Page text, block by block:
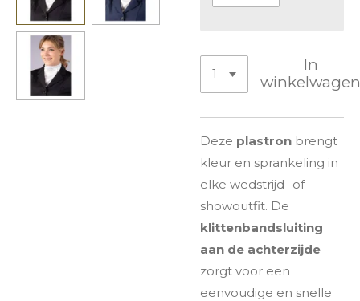
In
Deze plastron brengt
kleur en sprankeling in
elke wedstrijd- of
showoutfit. De
klittenbandsluiting
aan de achterzijde
zorgt voor een
eenvoudige en snelle